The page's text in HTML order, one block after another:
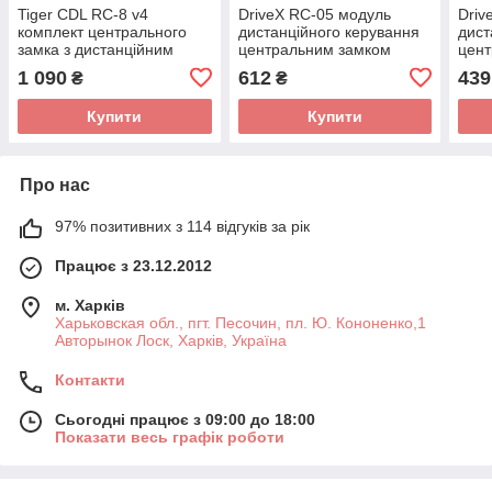
Tiger CDL RC-8 v4
комплект центрального
замка з дистанційним
1 090 ₴
Купити
DriveX RC-05 модуль
дистанційного керування
центральним замком
612₴
Купити
439
Про нас
97% позитивних з 114 відгуків за рік
Працює з 23.12.2012
м. Харків
Харьковская обл., пгт. Песочин, пл. Ю. Кононенко,1
Авторынок Лоск, Харків, Україна
Контакти
Сьогодні працює з 09:00 до 18:00
Показати весь графік роботи